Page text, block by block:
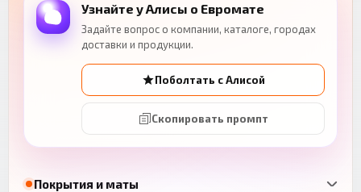
Покрытия и маты
Узнайте у Алисы о Евромате
Задайте вопрос о компании, каталоге, городах
доставки и продукции.
Поболтать с Алисой
Скопировать промпт